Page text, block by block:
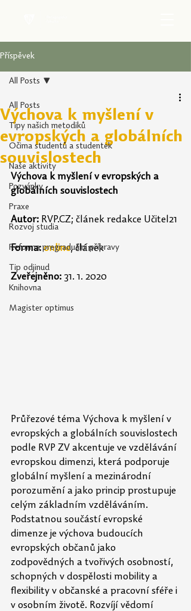
Příspěvek
All Posts
Tipy našich metodiků
Očima studentů a studentek
Naše aktivity
Pozvánky
Praxe
Rozvoj studia
Reforma pregraduální přípravy
Tip odjinud
Knihovna
Magister optimus
All Posts
Výchova k myšlení v
evropských a globálních
souvislostech
Výchova k myšlení v evropských a
globálních souvislostech
Autor: RVP.CZ; článek redakce Učitel21
Forma: online, článek
Zveřejněno: 31. 1. 2020
Průřezové téma Výchova k myšlení v
evropských a globálních souvislostech
podle RVP ZV akcentuje ve vzdělávání
evropskou dimenzi, která podporuje
globální myšlení a mezinárodní
porozumění a jako princip prostupuje
celým základním vzděláváním.
Podstatnou součástí evropské
dimenze je výchova budoucích
evropských občanů jako
zodpovědných a tvořivých osobností,
schopných v dospělosti mobility a
flexibility v občanské a pracovní sféře i
v osobním životě. Rozvíjí vědomí